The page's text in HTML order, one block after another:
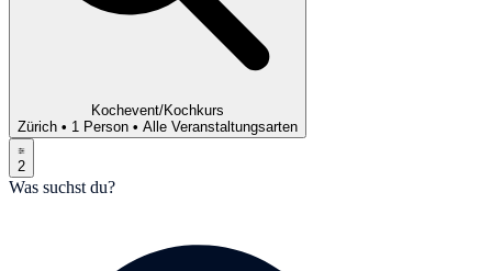
Kochevent/Kochkurs
Zürich • 1 Person • Alle Veranstaltungsarten
2
Was suchst du?